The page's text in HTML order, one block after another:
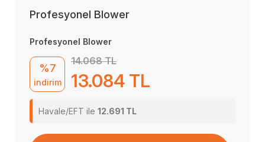
Profesyonel Blower
Profesyonel Blower
%7
indirim
14.068 TL
13.084 TL
Havale/EFT ile 12.691 TL